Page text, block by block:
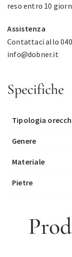
reso entro 10
Assistenza
Contattaci allo
info@dobner.it
Specifiche
Tipologia
Genere
Materiale
Pietre